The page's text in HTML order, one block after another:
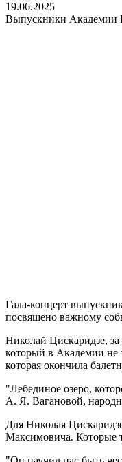
19.06.2025
Выпускники Академии
Гала-концерт
посвящено важному
Николай Цискаридзе, за
который в Академии не
которая окончила
"Лебединое озеро,
А. Я. Вагановой,
Для Николая
Максимовича. Которые